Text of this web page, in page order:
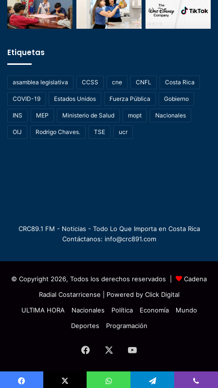
Etiquetas
asamblea legislativa CCSS cne CNFL Costa Rica
COVID-19 Estados Unidos Fuerza Pública Gobierno
INS MEP Ministerio de Salud mopt Nacionales
OIJ Rodrigo Chaves. TSE ucr
CRC89.1 FM - Noticias - Todo Lo Que Importa en Costa Rica
Contáctanos: info@crc891.com
© Copyright 2026, Todos los derechos reservados |
Cadena
Radial Costarricense | Powered by Click Digital
ULTIMA HORA
Nacionales Política Economía
Mundo
Deportes
Programación
Facebook YouTube